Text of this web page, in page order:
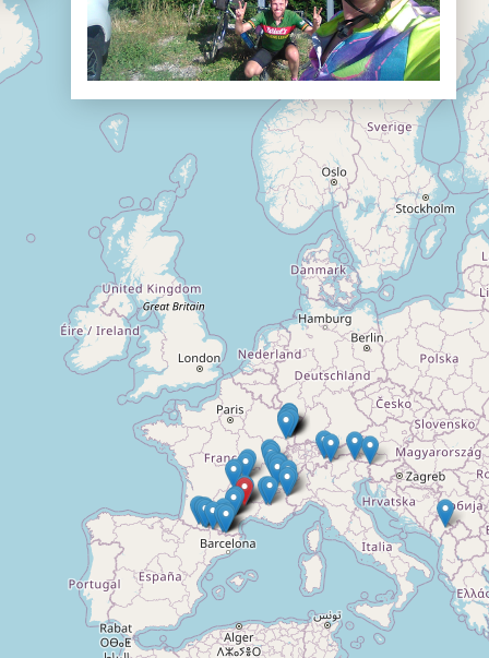
Bounding Boxes
De groetjes terug
Ronde Van Flandriën
Dhr. Dries
Schapentocht
Het lossen van de kunst
Kerkstraten
7 rollen van Steven Seagal
Dodentocht
Redelijk slecht weer
In vogelvlucht